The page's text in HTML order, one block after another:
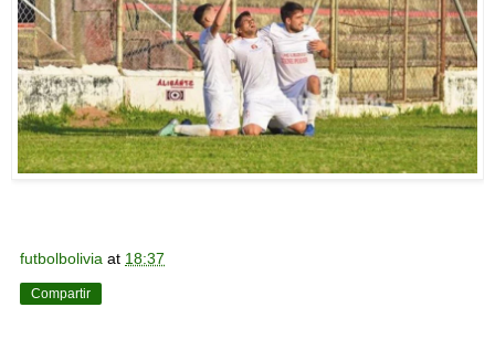
futbolbolivia at 18:37
Compartir